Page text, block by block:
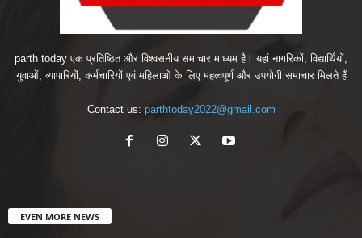
parth today एक प्रतिष्ठित और विश्वसनीय समाचार माध्यम है। यहां नागरिकों, विद्यार्थियों,
युवाओं, व्यापारियों, कर्मचारियों एवं महिलाओं के लिए महत्वपूर्ण और उपयोगी समाचार मिलते हैं
Contact us: parthtoday2022@gmail.com
EVEN MORE NEWS